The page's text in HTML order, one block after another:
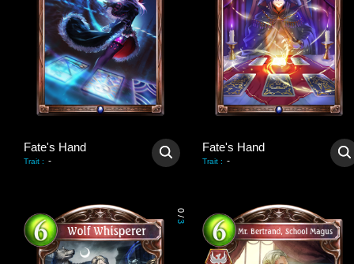
Fate's Hand
Trait : -
Fate's Hand
Trait : -
0
/
3